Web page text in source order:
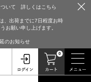
ついて 詳しくはこちら
、出荷までに7日程度お時
お願い申し上げます。
のお知らせ
0